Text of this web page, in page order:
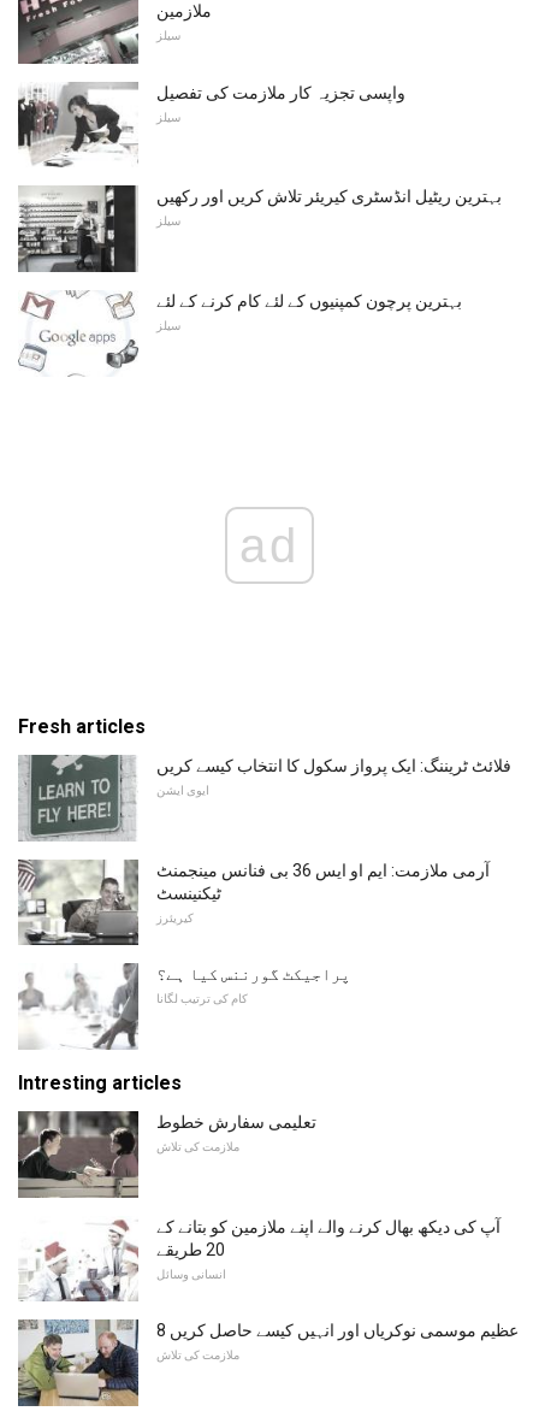
ملازمین
سیلز
واپسی تجزیہ کار ملازمت کی تفصیل
سیلز
بہترین ریٹیل انڈسٹری کیریئر تلاش کریں اور رکھیں
سیلز
بہترین پرچون کمپنیوں کے لئے کام کرنے کے لئے
سیلز
ad
Fresh articles
فلائٹ ٹریننگ: ایک پرواز سکول کا انتخاب کیسے کریں
ایوی ایشن
آرمی ملازمت: ایم او ایس 36 بی فنانس مینجمنٹ
ٹیکنینسٹ
کیریئرز
پراجیکٹ گورننس کیا ہے؟
کام کی ترتیب لگانا
Intresting articles
تعلیمی سفارش خطوط
ملازمت کی تلاش
آپ کی دیکھ بھال کرنے والے اپنے ملازمین کو بتانے کے
20 طریقے
انسانی وسائل
8 عظیم موسمی نوکریاں اور انہیں کیسے حاصل کریں
ملازمت کی تلاش